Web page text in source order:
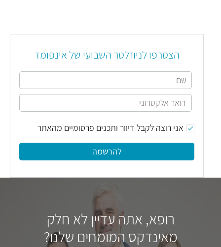
הצטרפו לניוזלטר השבועי של אינפומד
אני רוצה לקבל דיוור ותכנים פרסומיים מהאתר
להרשמה
רופא, אתה עדיין לא חלק
מאינדקס המומחים שלנו?